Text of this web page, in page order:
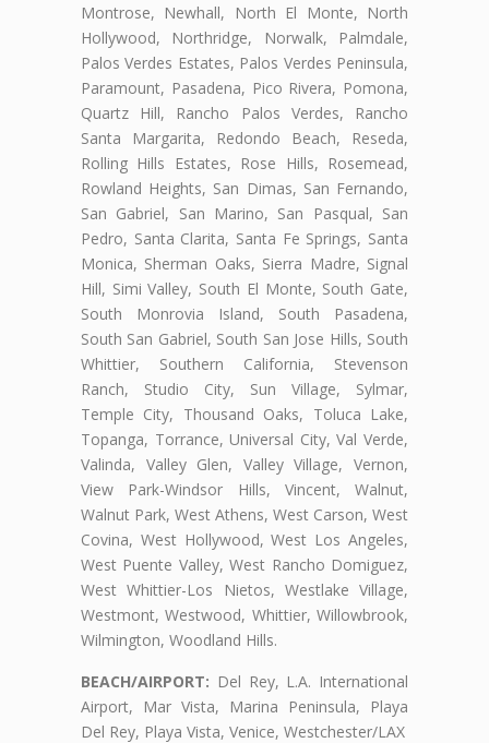
Montrose, Newhall, North El Monte, North
Hollywood, Northridge, Norwalk, Palmdale,
Palos Verdes Estates, Palos Verdes Peninsula,
Paramount, Pasadena, Pico Rivera, Pomona,
Quartz Hill, Rancho Palos Verdes, Rancho
Santa Margarita, Redondo Beach, Reseda,
Rolling Hills Estates, Rose Hills, Rosemead,
Rowland Heights, San Dimas, San Fernando,
San Gabriel, San Marino, San Pasqual, San
Pedro, Santa Clarita, Santa Fe Springs, Santa
Monica, Sherman Oaks, Sierra Madre, Signal
Hill, Simi Valley, South El Monte, South Gate,
South Monrovia Island, South Pasadena,
South San Gabriel, South San Jose Hills, South
Whittier, Southern California, Stevenson
Ranch, Studio City, Sun Village, Sylmar,
Temple City, Thousand Oaks, Toluca Lake,
Topanga, Torrance, Universal City, Val Verde,
Valinda, Valley Glen, Valley Village, Vernon,
View Park-Windsor Hills, Vincent, Walnut,
Walnut Park, West Athens, West Carson, West
Covina, West Hollywood, West Los Angeles,
West Puente Valley, West Rancho Domiguez,
West Whittier-Los Nietos, Westlake Village,
Westmont, Westwood, Whittier, Willowbrook,
Wilmington, Woodland Hills.
BEACH/AIRPORT: Del Rey, L.A. International
Airport, Mar Vista, Marina Peninsula, Playa
Del Rey, Playa Vista, Venice, Westchester/LAX